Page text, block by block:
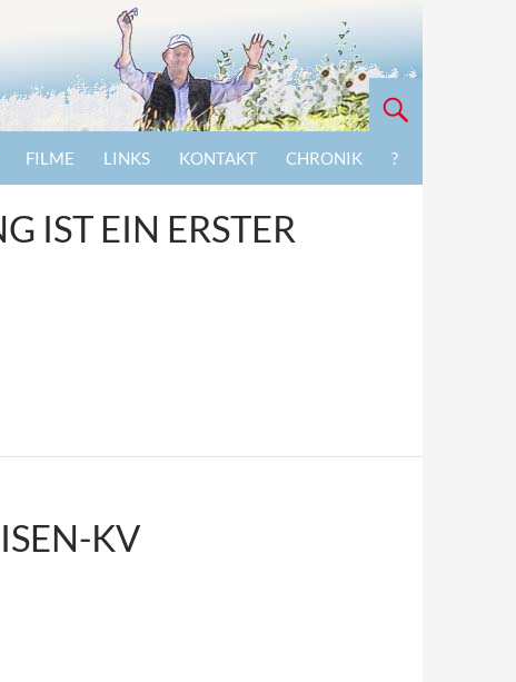
FILME LINKS KONTAKT CHRONIK ?
IST EIN ERSTER
KV